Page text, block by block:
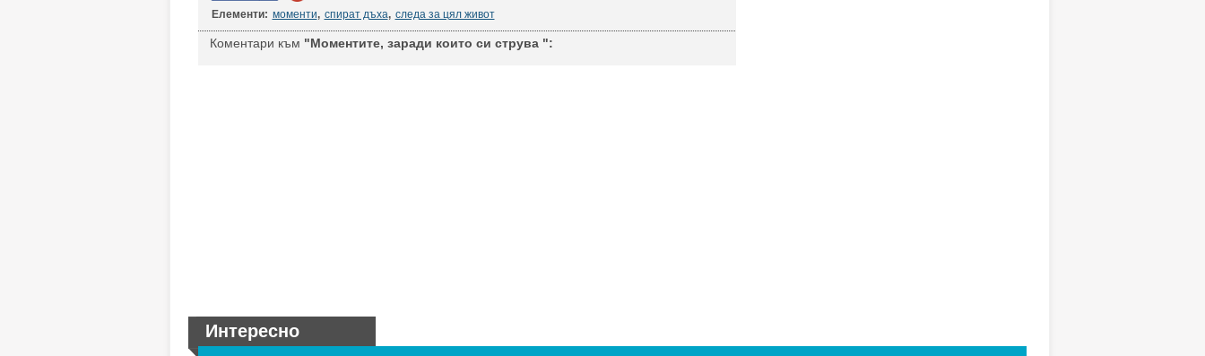
Елементи: моменти, спират дъха, следа за цял живот
Коментари към "Моментите, заради които си струва ":
Интересно